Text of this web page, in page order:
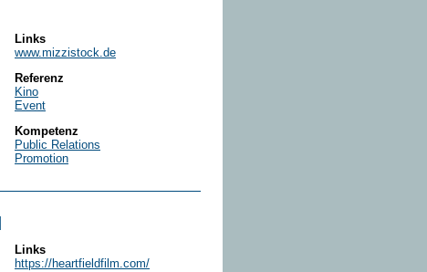
Links
www.mizzistock.de
Referenz
Kino
Event
Kompetenz
Public Relations
Promotion
Links
https://heartfieldfilm.com/